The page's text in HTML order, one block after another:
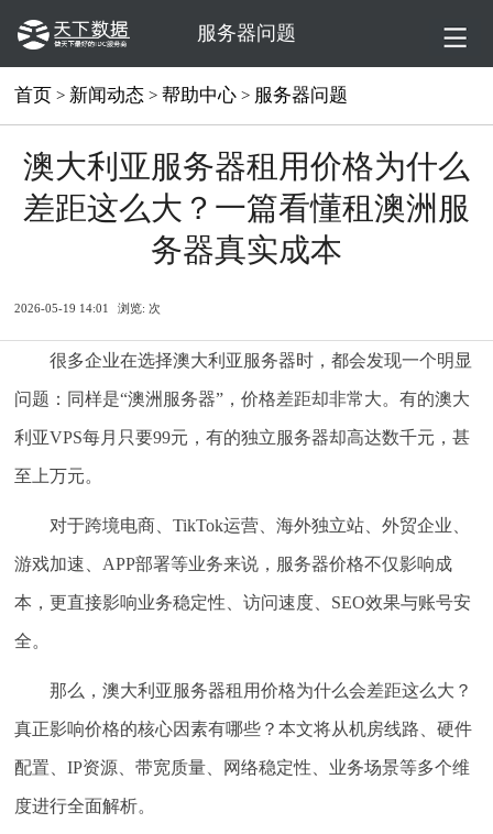
服务器问题
首页 > 新闻动态 >帮助中心 > 服务器问题
澳大利亚服务器租用价格为什么
差距这么大？一篇看懂租澳洲服
务器真实成本
2026-05-19 14:01 浏览: 次
很多企业在选择澳大利亚服务器时，都会发现一个明显
问题：同样是“澳洲服务器”，价格差距却非常大。有的澳大
利亚VPS每月只要99元，有的独立服务器却高达数千元，甚
至上万元。
对于跨境电商、TikTok运营、海外独立站、外贸企业、
游戏加速、APP部署等业务来说，服务器价格不仅影响成
本，更直接影响业务稳定性、访问速度、SEO效果与账号安
全。
那么，澳大利亚服务器租用价格为什么会差距这么大？
真正影响价格的核心因素有哪些？本文将从机房线路、硬件
配置、IP资源、带宽质量、网络稳定性、业务场景等多个维
度进行全面解析。